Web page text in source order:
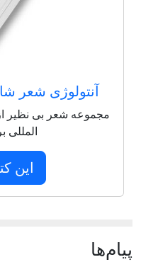
آنتولوژی شعر
المللی
این
پيام‌ها